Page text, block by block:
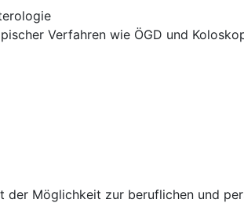
Verfahren wie ÖGD und
Möglichkeit zur beruflichen und